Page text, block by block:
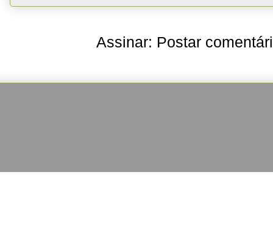
Assinar: Postar